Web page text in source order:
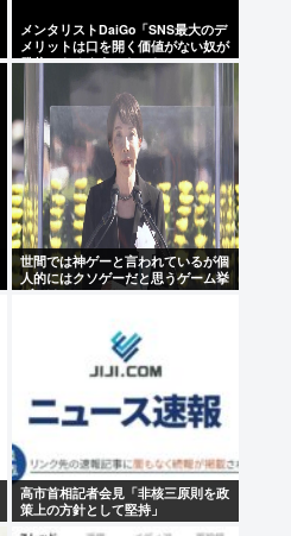
メンタリストDaiGo「SNS最大のデ
メリットは口を開く価値がない奴が
発信できるようになったこと」
世間では神ゲーと言われているが個
人的にはクソゲーだと思うゲーム挙
げてけwww
高市首相記者会見「非核三原則を政
策上の方針として堅持」